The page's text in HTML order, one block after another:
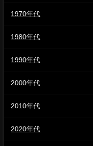
1970年代
1980年代
1990年代
2000年代
2010年代
2020年代